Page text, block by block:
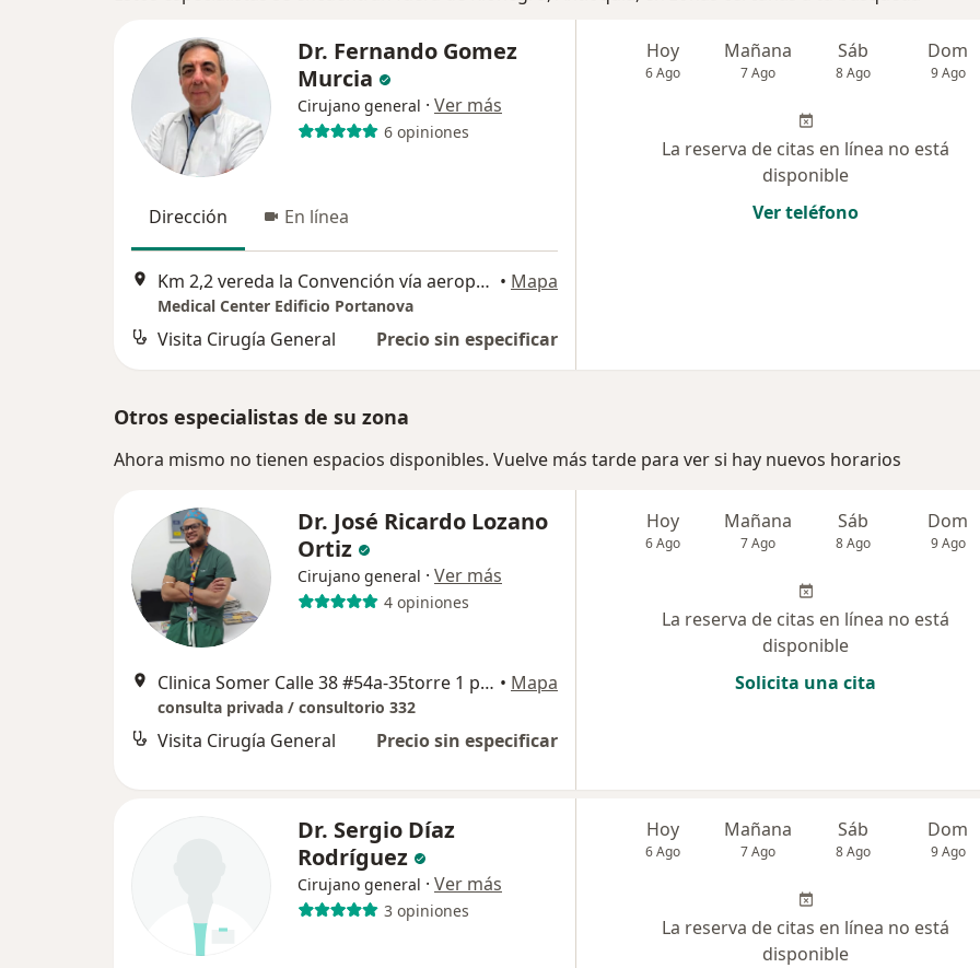
Dr. Fernando Gomez
Murcia
Cirujano general · Ver más
6 opiniones
Dirección En línea
Km 2,2 vereda la Convención vía aeropuerto José María Córdoba, Rionegro • Mapa
Medical Center Edificio Portanova
Visita Cirugía General Precio sin especificar
Hoy
6 Ago
Mañana
7 Ago
Sáb
8 Ago
Dom
9 Ago
La reserva de citas en línea no está
disponible
Ver teléfono
Otros especialistas de su zona
Ahora mismo no tienen espacios disponibles. Vuelve más tarde para ver si hay nuevos horarios
Dr. José Ricardo Lozano
Ortiz
Cirujano general · Ver más
4 opiniones
Clinica Somer Calle 38 #54a-35torre 1 piso 3, Rionegro • Mapa
consulta privada / consultorio 332
Visita Cirugía General Precio sin especificar
Hoy
6 Ago
Mañana
7 Ago
Sáb
8 Ago
Dom
9 Ago
La reserva de citas en línea no está
disponible
Solicita una cita
Dr. Sergio Díaz
Rodríguez
Cirujano general · Ver más
3 opiniones
Hoy
6 Ago
Mañana
7 Ago
Sáb
8 Ago
Dom
9 Ago
La reserva de citas en línea no está
disponible